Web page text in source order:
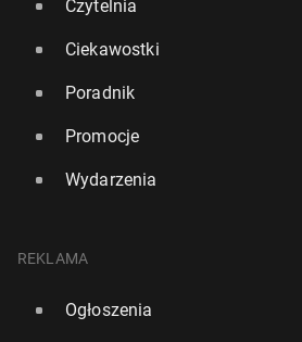
Czytelnia
Ciekawostki
Poradnik
Promocje
Wydarzenia
REKLAMA
Ogłoszenia